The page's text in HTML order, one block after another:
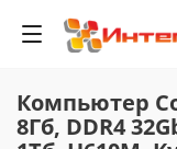
Компьютер
8Гб, DDR4